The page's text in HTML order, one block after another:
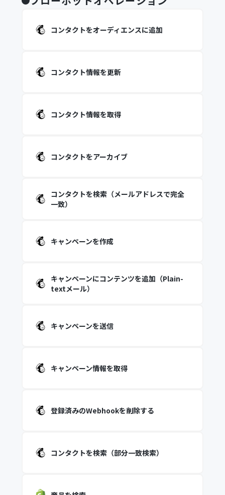
コンタクトをオーディエンスに追加
コンタクト情報を更新
コンタクト情報を取得
コンタクトをアーカイブ
コンタクトを検索（メールアドレスで完全
一致）
キャンペーンを作成
キャンペーンにコンテンツを追加（Plain-
textメール）
キャンペーンを送信
キャンペーン情報を取得
登録済みのWebhookを削除する
コンタクトを検索（部分一致検索）